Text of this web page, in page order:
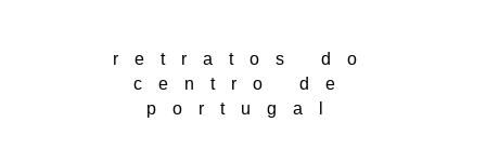
retratos do
centro de
portugal